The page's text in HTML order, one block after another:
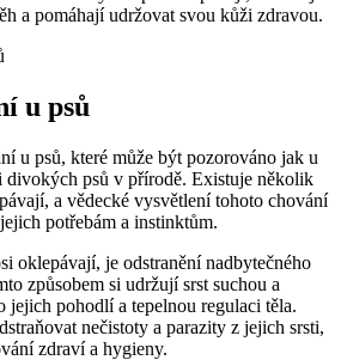
a pomáhají udržovat svou kůži zdravou.
u psů
u psů, které může být pozorováno jak u
divokých psů v přírodě. Existuje několik
a vědecké vysvětlení tohoto chování
potřebám a instinktům.
oklepávají, je odstranění nadbytečného
způsobem si udržují srst suchou a
jejich pohodlí a tepelnou regulaci těla.
nečistoty a parazity z jejich srsti,
zdraví a hygieny.